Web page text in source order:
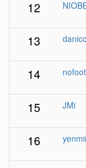
12
13
14
15 JMi
16